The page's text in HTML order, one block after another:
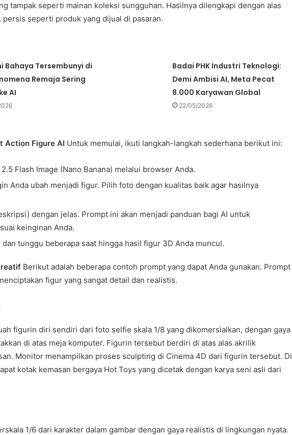
tampak seperti mainan koleksi sungguhan. Hasilnya dilengkapi dengan alas
persis seperti produk yang dijual di pasaran.
Bahaya Tersembunyi di
Remaja Sering
AI
Badai PHK Industri Teknologi:
Demi Ambisi AI, Meta Pecat
8.000 Karyawan Global
22/05/2026
Action Figure AI Untuk memulai, ikuti langkah-langkah sederhana berikut ini:
Flash Image (Nano Banana) melalui browser Anda.
Anda ubah menjadi figur. Pilih foto dengan kualitas baik agar hasilnya
dengan jelas. Prompt ini akan menjadi panduan bagi AI untuk
keinginan Anda.
tunggu beberapa saat hingga hasil figur 3D Anda muncul.
Berikut adalah beberapa contoh prompt yang dapat Anda gunakan. Prompt
figur yang sangat detail dan realistis.
figurin diri sendiri dari foto selfie skala 1/8 yang dikomersialkan, dengan gaya
di atas meja komputer. Figurin tersebut berdiri di atas alas akrilik
Monitor menampilkan proses sculpting di Cinema 4D dari figurin tersebut. Di
kotak kemasan bergaya Hot Toys yang dicetak dengan karya seni asli dari
1/6 dari karakter dalam gambar dengan gaya realistis di lingkungan nyata.